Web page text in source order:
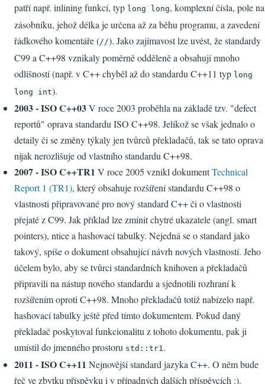
patří např. inlining funkcí, typ long long, komplexní čísla, pole na
zásobníku, jehož délka je určena až za běhu programu, a zavedení
řádkového komentáře (//). Jako zajímavost lze uvést, že standardy
C99 a C++98 vznikaly poměrně odděleně a obsahují mnoho
odlišností (např. v C++ chyběl až do standardu C++11 typ long
long int).
2003 - ISO C++03V roce 2003 proběhla na základě tzv. "defect
reportů" oprava standardu ISO C++98. Jelikož se však jednalo o
detaily či se změny týkaly jen tvůrců překladačů, tak se tato oprava
nijak nerozlišuje od vlastního standardu C++98.
2007 - ISO C++TR1 V roce 2005 vznikl dokumentTechnical
Report 1 (TR1), který obsahuje rozšíření standardu C++98 o
vlastnosti připravované pro nový standard C++ či o vlastnosti
přejaté z C99. Jak příklad lze zmínit chytré ukazatele (angl. smart
pointers), ntice a hashovací tabulky. Nejedná se o standard jako
takový, spíše o dokument obsahující návrh nových vlastností. Jeho
účelem bylo, aby se tvůrci standardních knihoven a překladačů
připravili na nástup nového standardu a sjednotili rozhraní k
rozšířením oproti C++98. Mnoho překladačů totiž nabízelo např.
hashovací tabulky ještě před tímto dokumentem. Pokud daný
překladač poskytoval funkcionalitu z tohoto dokumentu, pak ji
umístil do jmenného prostoru std::tr1.
2011 - ISO C++11 Nejnovější standard jazyka C++. O něm bude
řeč ve zbytku příspěvku i v případných dalších příspěvcích :).